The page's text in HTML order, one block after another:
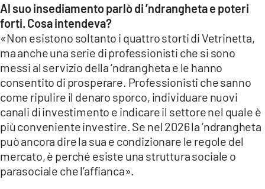
Al suo insediamento parlò di ’ndrangheta e poteri
forti. Cosa intendeva?
«Non esistono soltanto i quattro storti di Vetrinetta,
ma anche una serie di professionisti che si sono
messi al servizio della ‘ndrangheta e le hanno
consentito di prosperare. Professionisti che sanno
come ripulire il denaro sporco, individuare nuovi
canali di investimento e indicare il settore nel quale è
più conveniente investire. Se nel 2026 la ’ndrangheta
può ancora dire la sua e condizionare le regole del
mercato, è perché esiste una struttura sociale o
parasociale che l’affianca».